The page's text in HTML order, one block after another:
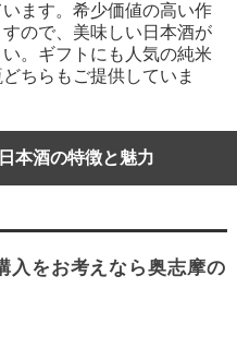
ます。希少価値の高い作
ので、美味しい日本酒が
。ギフトにも人気の純米
ちらもご提供していま
本酒の特徴と魅力
入をお考えなら奥志摩の